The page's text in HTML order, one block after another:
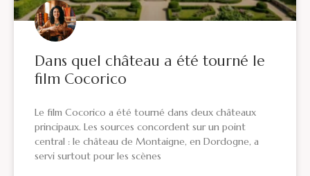
Dans quel château a été tourné le
film Cocorico
Le film Cocorico a été tourné dans deux châteaux
principaux. Les sources concordent sur un point
central : le château de Montaigne, en Dordogne, a
servi surtout pour les scènes